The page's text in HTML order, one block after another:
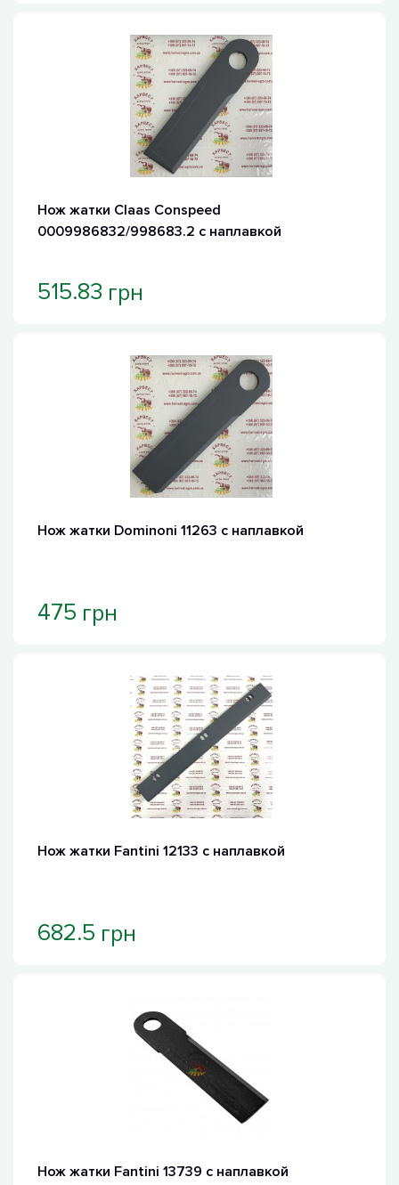
Нож жатки Claas Conspeed
0009986832/998683.2 с наплавкой
515.83 грн
Нож жатки Dominoni 11263 с наплавкой
475 грн
Нож жатки Fantini 12133 с наплавкой
682.5 грн
Нож жатки Fantini 13739 с наплавкой